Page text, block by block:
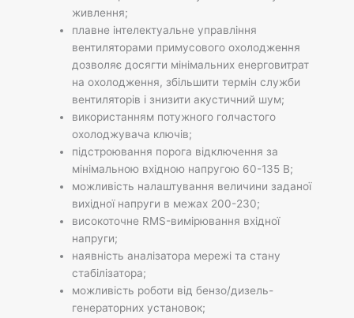
живлення;
плавне інтелектуальне управління
вентиляторами примусового охолодження
дозволяє досягти мінімальних енерговитрат
на охолодження, збільшити термін служби
вентиляторів і знизити акустичний шум;
використанням потужного голчастого
охолоджувача ключів;
підстроювання порога відключення за
мінімальною вхідною напругою 60-135 В;
можливість налаштування величини заданої
вихідної напруги в межах 200-230;
високоточне RMS-вимірювання вхідної
напруги;
наявність аналізатора мережі та стану
стабілізатора;
можливість роботи від бензо/дизель-
генераторних установок;